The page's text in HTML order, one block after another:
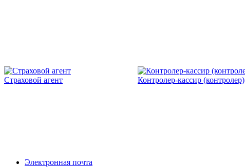
Страховой агент Контролер-кассир (контролер)
Электронная почта